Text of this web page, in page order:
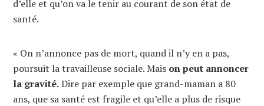
d’elle et qu’on va le tenir au courant de son état de
santé.
« On n’annonce pas de mort, quand il n’y en a pas,
poursuit la travailleuse sociale. Mais on peut annoncer
la gravité.Dire par exemple que grand-maman a 80
ans, que sa santé est fragile et qu’elle a plus de risque